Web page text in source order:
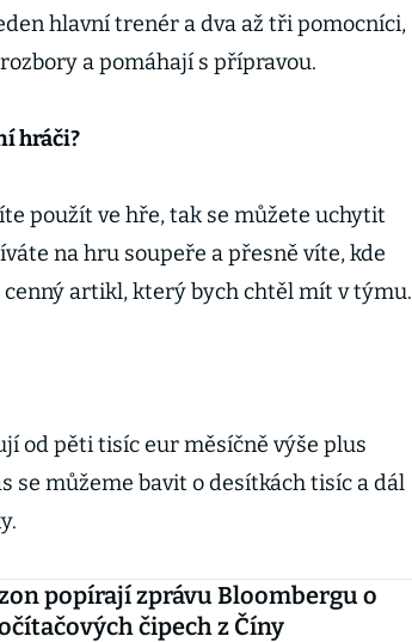
hlavní trenér a dva až tři pomocníci,
a pomáhají s přípravou.
hráči?
použít ve hře, tak se můžete uchytit
na hru soupeře a přesně víte, kde
artikl, který bych chtěl mít v týmu.
od pěti tisíc eur měsíčně výše plus
se můžeme bavit o desítkách tisíc a dál
popírají zprávu Bloombergu o
čipech z Číny